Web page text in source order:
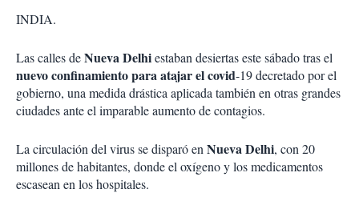
INDIA.
Las calles deNueva Delhiestaban desiertas este sábado tras el
nuevo confinamiento para atajar el covid-19 decretado por el
gobierno, una medida drástica aplicada también en otras grandes
ciudades ante el imparable aumento de contagios.
La circulación del virus se disparó enNueva Delhi, con 20
millones de habitantes, donde el oxígeno y los medicamentos
escasean en los hospitales.